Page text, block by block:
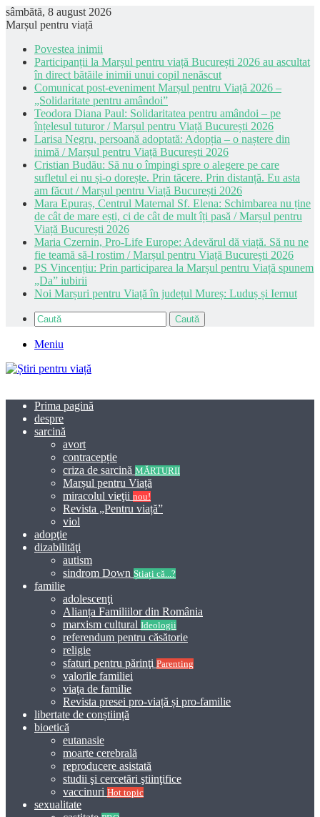
sâmbătă, 8 august 2026
Marșul pentru viață
Povestea inimii
Participanții la Marșul pentru viață București 2026 au ascultat
în direct bătăile inimii unui copil nenăscut
Comunicat post-eveniment Marșul pentru Viață 2026 –
„Solidaritate pentru amândoi”
Teodora Diana Paul: Solidaritatea pentru amândoi – pe
înțelesul tuturor / Marșul pentru Viață București 2026
Larisa Negru, persoană adoptată: Adopția – o naștere din
inimă / Marșul pentru Viață București 2026
Cristian Budău: Să nu o împingi spre o alegere pe care
sufletul ei nu și-o dorește. Prin tăcere. Prin distanță. Eu asta
am făcut / Marșul pentru Viață București 2026
Mara Epuraș, Centrul Maternal Sf. Elena: Schimbarea nu ține
de cât de mare ești, ci de cât de mult îți pasă / Marșul pentru
Viață București 2026
Maria Czernin, Pro-Life Europe: Adevărul dă viață. Să nu ne
fie teamă să-l rostim / Marșul pentru Viață București 2026
PS Vincențiu: Prin participarea la Marșul pentru Viață spunem
„Da” iubirii
Noi Marșuri pentru Viață în județul Mureș: Luduș și Iernut
Caută
Meniu
Prima pagină
despre
sarcină
avort
contracepție
criza de sarcină MĂRTURII
Marșul pentru Viață
miracolul vieţii nou!
Revista „Pentru viață”
viol
adopţie
dizabilităţi
autism
sindrom Down Știați că...?
familie
adolescenţi
Alianța Familiilor din România
marxism cultural Ideologii
referendum pentru căsătorie
religie
sfaturi pentru părinţi Parenting
valorile familiei
viaţa de familie
Revista presei pro-viață și pro-familie
libertate de conștiință
bioetică
eutanasie
moarte cerebrală
reproducere asistată
studii şi cercetări ştiinţifice
vaccinuri Hot topic
sexualitate